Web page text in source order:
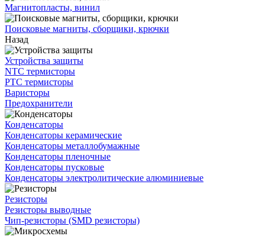
Магнитопласты, винил
Поисковые магниты, сборщики, крючки
Назад
Устройства защиты
NTC термисторы
PTC термисторы
Варисторы
Предохранители
Конденсаторы
Конденсаторы керамические
Конденсаторы металлобумажные
Конденсаторы пленочные
Конденсаторы пусковые
Конденсаторы электролитические алюминиевые
Резисторы
Резисторы выводные
Чип-резисторы (SMD резисторы)